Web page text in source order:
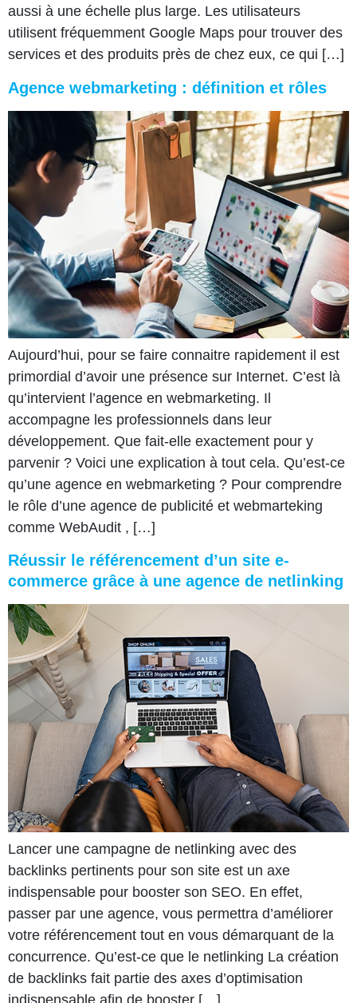
aussi à une échelle plus large. Les utilisateurs
utilisent fréquemment Google Maps pour trouver des
services et des produits près de chez eux, ce qui […]
Agence webmarketing : définition et rôles
Aujourd’hui, pour se faire connaitre rapidement il est
primordial d’avoir une présence sur Internet. C’est là
qu’intervient l’agence en webmarketing. Il
accompagne les professionnels dans leur
développement. Que fait-elle exactement pour y
parvenir ? Voici une explication à tout cela. Qu’est-ce
qu’une agence en webmarketing ? Pour comprendre
le rôle d’une agence de publicité et webmarteking
comme WebAudit , […]
Réussir le référencement d’un site e-
commerce grâce à une agence de netlinking
Lancer une campagne de netlinking avec des
backlinks pertinents pour son site est un axe
indispensable pour booster son SEO. En effet,
passer par une agence, vous permettra d’améliorer
votre référencement tout en vous démarquant de la
concurrence. Qu’est-ce que le netlinking La création
de backlinks fait partie des axes d’optimisation
indispensable afin de booster […]